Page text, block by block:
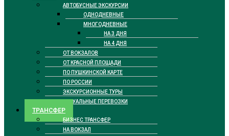
АВТОБУСНЫЕ ЭКСКУРСИИ
ОДНОДНЕВНЫЕ
МНОГОДНЕВНЫЕ
НА 3 ДНЯ
НА 4 ДНЯ
ОТ ВОКЗАЛОВ
ОТ КРАСНОЙ ПЛОЩАДИ
ПО ПУШКИНСКОЙ КАРТЕ
ПО РОССИИ
ЭКСКУРСИОННЫЕ ТУРЫ
РИТУАЛЬНЫЕ ПЕРЕВОЗКИ
ТРАНСФЕР
БИЗНЕС ТРАНСФЕР
НА ВОКЗАЛ